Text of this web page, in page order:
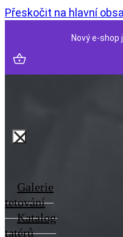
Přeskočit na hlavní
Nový e-shop
Galerie
tetování
Katalog
tatérů